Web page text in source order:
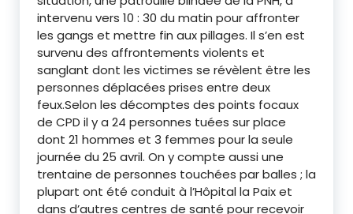
intervenu vers 10 : 30 du matin pour affronter
les gangs et mettre fin aux pillages. Il s’en est
survenu des affrontements violents et
sanglant dont les victimes se révèlent être les
personnes déplacées prises entre deux
feux.Selon les décomptes des points focaux
de CPD il y a 24 personnes tuées sur place
dont 21 hommes et 3 femmes pour la seule
journée du 25 avril. On y compte aussi une
trentaine de personnes touchées par balles ; la
plupart ont été conduit à l’Hôpital la Paix et
dans d’autres centres de santé pour recevoir